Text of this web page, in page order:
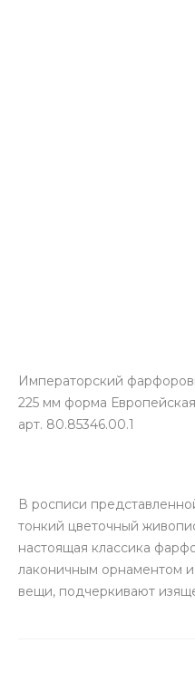
Императорский
225 мм форма
арт. 80.85346.00.1
В росписи
тонкий цветочный
настоящая классика
лаконичным орнаментом
вещи, подчеркивают